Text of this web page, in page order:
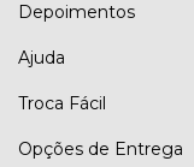
Depoimentos
Ajuda
Troca Fácil
Opções de Entrega